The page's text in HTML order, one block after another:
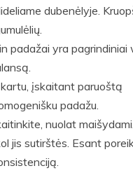
dubenėlyje.
padažai yra pagrindiniai
įskaitant paruoštą
padažu.
nuolat maišydami.
jis sutirštės. Esant